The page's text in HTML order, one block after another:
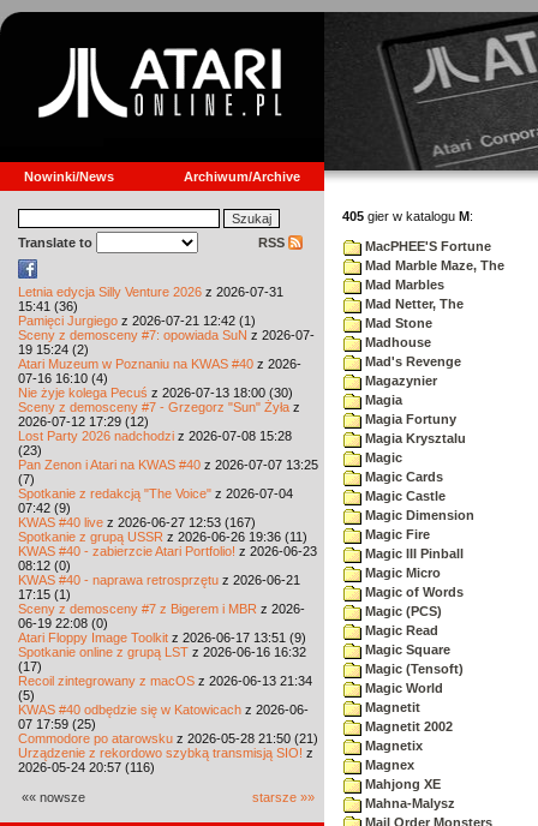
Nowinki/News Archiwum/Archive
Translate to RSS
Letnia edycja Silly Venture 2026 z 2026-07-31
15:41 (36)
Pamięci Jurgiego z 2026-07-21 12:42 (1)
Sceny z demosceny #7: opowiada SuN z 2026-07-
19 15:24 (2)
Atari Muzeum w Poznaniu na KWAS #40 z 2026-
07-16 16:10 (4)
Nie żyje kolega Pecuś z 2026-07-13 18:00 (30)
Sceny z demosceny #7 - Grzegorz "Sun" Żyła z
2026-07-12 17:29 (12)
Lost Party 2026 nadchodzi z 2026-07-08 15:28
(23)
Pan Zenon i Atari na KWAS #40 z 2026-07-07 13:25
(7)
Spotkanie z redakcją "The Voice" z 2026-07-04
07:42 (9)
KWAS #40 live z 2026-06-27 12:53 (167)
Spotkanie z grupą USSR z 2026-06-26 19:36 (11)
KWAS #40 - zabierzcie Atari Portfolio! z 2026-06-23
08:12 (0)
KWAS #40 - naprawa retrosprzętu z 2026-06-21
17:15 (1)
Sceny z demosceny #7 z Bigerem i MBR z 2026-
06-19 22:08 (0)
Atari Floppy Image Toolkit z 2026-06-17 13:51 (9)
Spotkanie online z grupą LST z 2026-06-16 16:32
(17)
Recoil zintegrowany z macOS z 2026-06-13 21:34
(5)
KWAS #40 odbędzie się w Katowicach z 2026-06-
07 17:59 (25)
Commodore po atarowsku z 2026-05-28 21:50 (21)
Urządzenie z rekordowo szybką transmisją SIO! z
2026-05-24 20:57 (116)
«« nowsze starsze »»
405 gier w katalogu M:
MacPHEE'S Fortune
Mad Marble Maze, The
Mad Marbles
Mad Netter, The
Mad Stone
Madhouse
Mad's Revenge
Magazynier
Magia
Magia Fortuny
Magia Krysztalu
Magic
Magic Cards
Magic Castle
Magic Dimension
Magic Fire
Magic III Pinball
Magic Micro
Magic of Words
Magic (PCS)
Magic Read
Magic Square
Magic (Tensoft)
Magic World
Magnetit
Magnetit 2002
Magnetix
Magnex
Mahjong XE
Mahna-Malysz
Mail Order Monsters